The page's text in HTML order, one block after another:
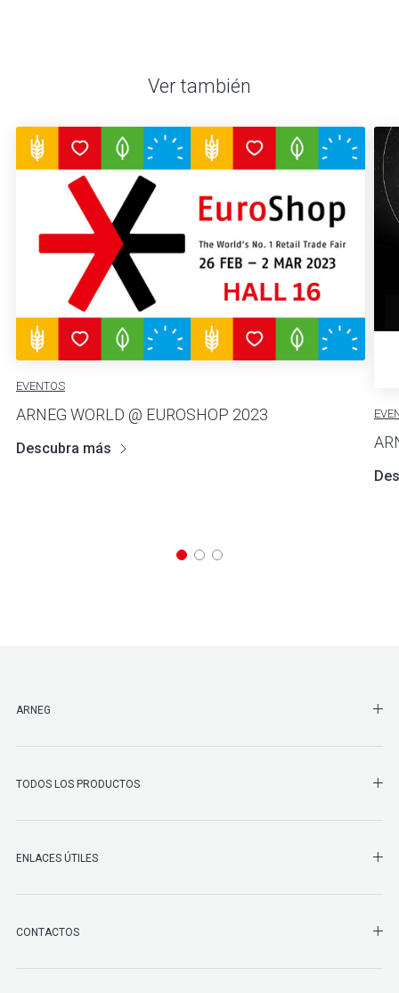
Ver también
EVENTOS
ARNEG WORLD @ EUROSHOP 2023
Descubra más
ARNEG
TODOS LOS PRODUCTOS
ENLACES ÚTILES
CONTACTOS